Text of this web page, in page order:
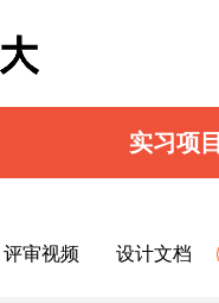
实习项目
评审视频 设计文档